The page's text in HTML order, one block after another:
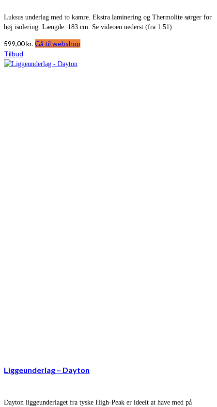
Luksus underlag med to kamre. Ekstra laminering og Thermolite sørger for
høj isolering. Længde: 183 cm. Se videoen nederst (fra 1:51)
599,00kr. Gå til webshop
Tilbud
Liggeunderlag – Dayton
Dayton liggeunderlaget fra tyske High-Peak er ideelt at have med på